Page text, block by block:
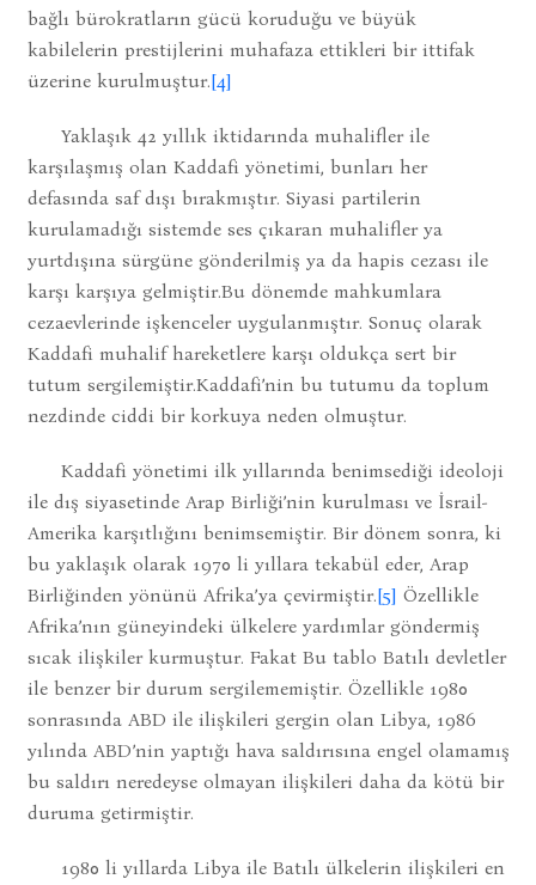
bağlı bürokratların gücü koruduğu ve büyük
kabilelerin prestijlerini muhafaza ettikleri bir ittifak
üzerine kurulmuştur.[4]
Yaklaşık 42 yıllık iktidarında muhalifler ile
karşılaşmış olan Kaddafi yönetimi, bunları her
defasında saf dışı bırakmıştır. Siyasi partilerin
kurulamadığı sistemde ses çıkaran muhalifler ya
yurtdışına sürgüne gönderilmiş ya da hapis cezası ile
karşı karşıya gelmiştir.Bu dönemde mahkumlara
cezaevlerinde işkenceler uygulanmıştır. Sonuç olarak
Kaddafi muhalif hareketlere karşı oldukça sert bir
tutum sergilemiştir.Kaddafi’nin bu tutumu da toplum
nezdinde ciddi bir korkuya neden olmuştur.
Kaddafi yönetimi ilk yıllarında benimsediği ideoloji
ile dış siyasetinde Arap Birliği’nin kurulması ve İsrail-
Amerika karşıtlığını benimsemiştir. Bir dönem sonra, ki
bu yaklaşık olarak 1970 li yıllara tekabül eder, Arap
Birliğinden yönünü Afrika’ya çevirmiştir.[5] Özellikle
Afrika’nın güneyindeki ülkelere yardımlar göndermiş
sıcak ilişkiler kurmuştur. Fakat Bu tablo Batılı devletler
ile benzer bir durum sergilememiştir. Özellikle 1980
sonrasında ABD ile ilişkileri gergin olan Libya, 1986
yılında ABD’nin yaptığı hava saldırısına engel olamamış
bu saldırı neredeyse olmayan ilişkileri daha da kötü bir
duruma getirmiştir.
1980 li yıllarda Libya ile Batılı ülkelerin ilişkileri en